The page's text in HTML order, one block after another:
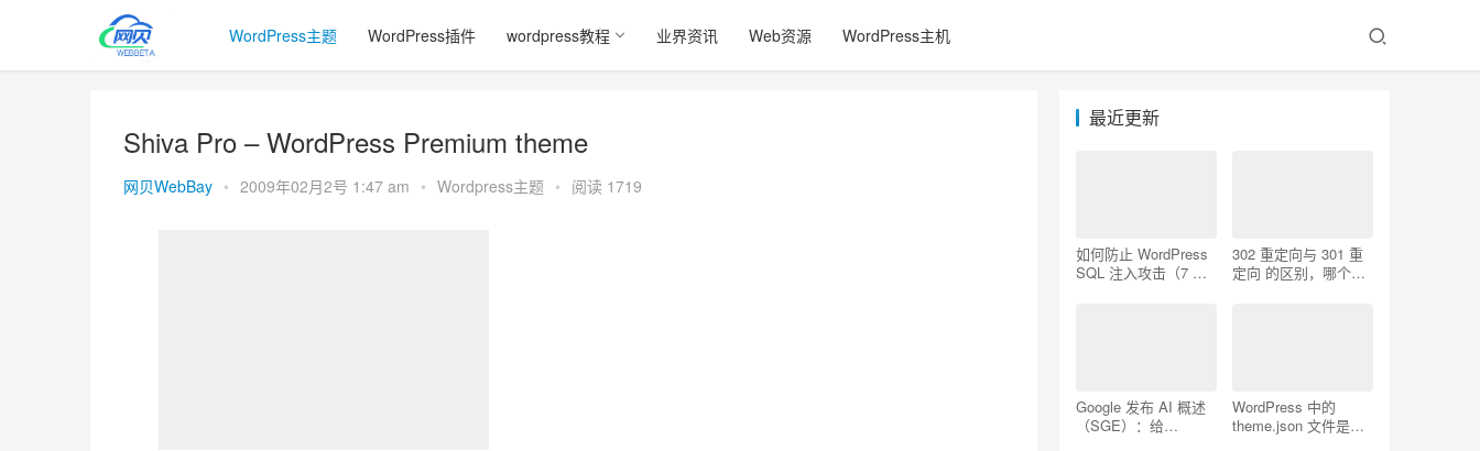
WordPress主题 WordPress插件 wordpress教程 业界资讯 Web资源 WordPress主机
Shiva Pro – WordPress Premium theme
网贝WebBay • 2009年02月2号 1:47 am • Wordpress主题 • 阅读 1719
最近更新
如何防止 WordPress
SQL 注入攻击（7 个
302 重定向与 301 重
定向 的区别，哪个更
Google 发布 AI 概述
（SGE）：给
WordPress 中的
theme.json 文件是什